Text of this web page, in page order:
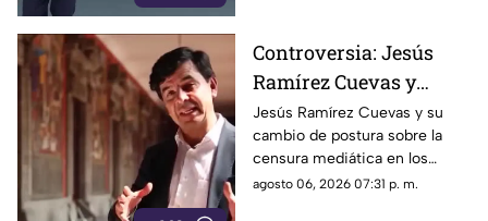
Controversia: Jesús
Ramírez Cuevas y
Censura a los Medios
de Comunicación
Jesús Ramírez Cuevas y su
cambio de postura sobre la
censura mediática en los
medios de comunicación.
agosto 06, 2026 07:31 p. m.